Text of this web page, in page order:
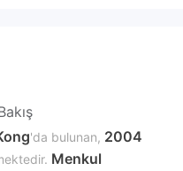
'da bulunan, 2004
Menkul